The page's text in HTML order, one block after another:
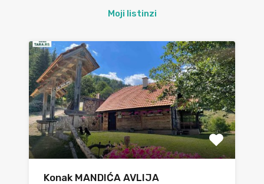
Moji listinzi
Konak MANDIĆA AVLIJA